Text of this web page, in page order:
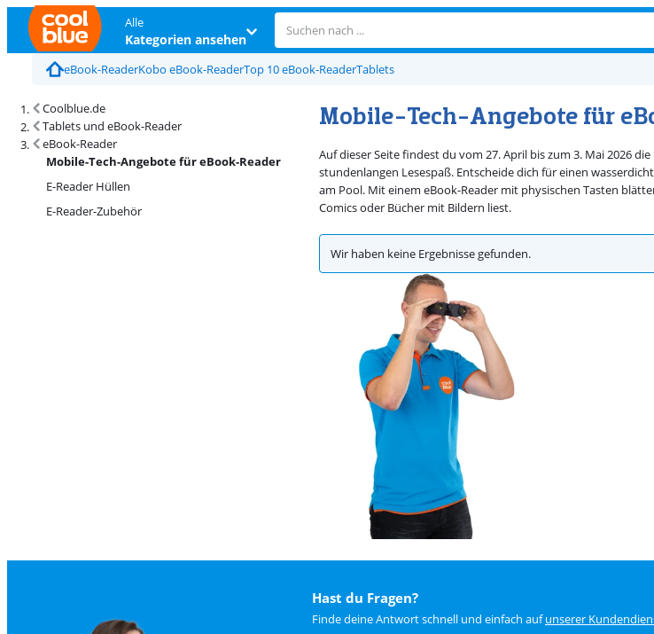
Alle
Kategorien ansehen
eBook-ReaderKobo eBook-ReaderTop 10 eBook-ReaderTablets
Coolblue.de
Tablets und eBook-Reader
eBook-Reader
Mobile-Tech-Angebote für eBook-Reader
E-Reader Hüllen
E-Reader-Zubehör
Mobile-Tech-Angebote für
Auf dieser Seite findest du vom 27. April bis zum 3. Mai 2026
stundenlangen Lesespaß. Entscheide dich für einen
am Pool. Mit einem eBook-Reader mit physischen Tasten
Comics oder Bücher mit Bildern liest.
Wir haben keine Ergebnisse gefunden.
Hast du Fragen?
Finde deine Antwort schnell und einfach aufunserer